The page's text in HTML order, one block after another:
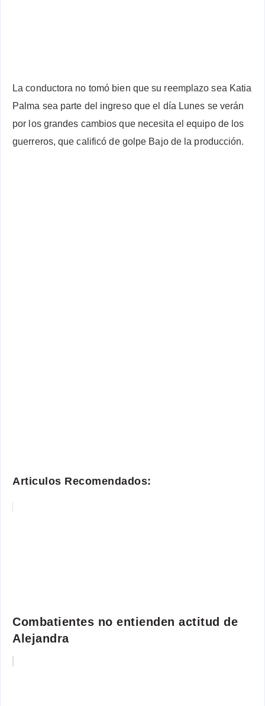
La conductora no tomó bien que su reemplazo sea Katia
Palma sea parte del ingreso que el día Lunes se verán
por los grandes cambios que necesita el equipo de los
guerreros, que calificó de golpe Bajo de la producción.
Articulos Recomendados:
Combatientes no entienden actitud de
Alejandra